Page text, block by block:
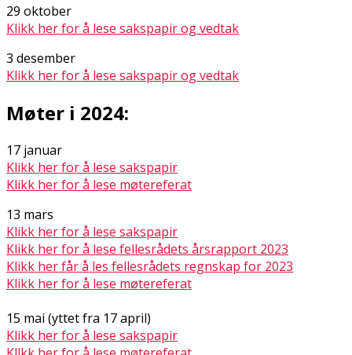
29 oktober
Klikk her for å lese sakspapir og vedtak
3 desember
Klikk her for å lese sakspapir og vedtak
Møter i 2024:
17 januar
Klikk her for å lese sakspapir
Klikk her for å lese møtereferat
13 mars
Klikk her for å lese sakspapir
Klikk her for å lese fellesrådets årsrapport 2023
Klikk her får å les fellesrådets regnskap for 2023
Klikk her for å lese møtereferat
15 mai (flyttet fra 17 april)
Klikk her for å lese sakspapir